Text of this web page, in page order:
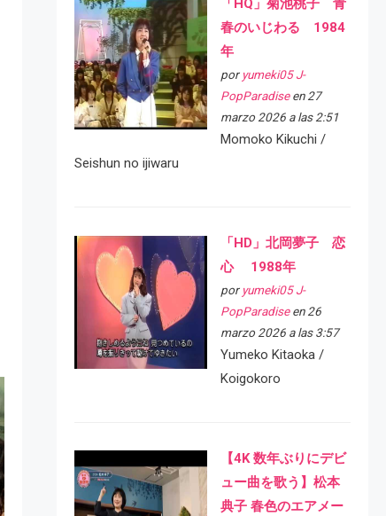
「HQ」菊池桃子 青
春のいじわる 1984
年
por yumeki05 J-
PopParadiseen 27
marzo 2026 a las 2:51
Momoko Kikuchi /
Seishun no ijiwaru
「HD」北岡夢子 恋
心 1988年
por yumeki05 J-
PopParadiseen 26
marzo 2026 a las 3:57
Yumeko Kitaoka /
Koigokoro
【4K 数年ぶりにデビ
ュー曲を歌う】松本
典子 春色のエアメー